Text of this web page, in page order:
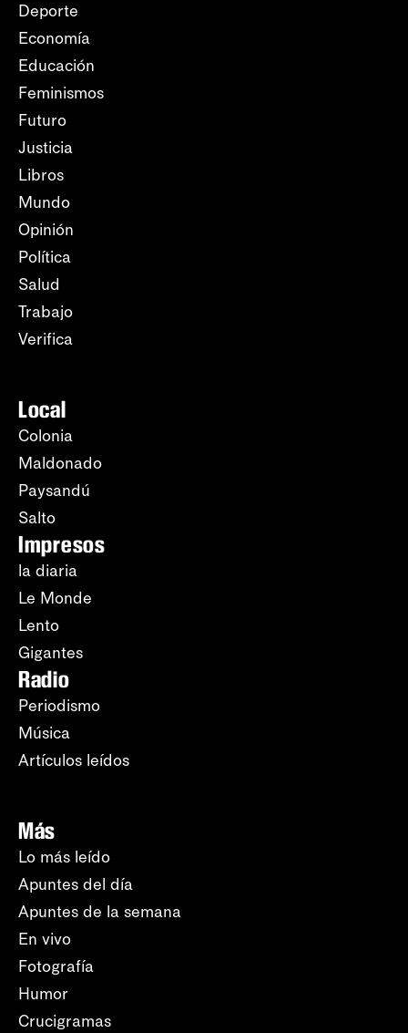
Deporte
Economía
Educación
Feminismos
Futuro
Justicia
Libros
Mundo
Opinión
Política
Salud
Trabajo
Verifica
Local
Colonia
Maldonado
Paysandú
Salto
Impresos
la diaria
Le Monde
Lento
Gigantes
Radio
Periodismo
Música
Artículos leídos
Más
Lo más leído
Apuntes del día
Apuntes de la semana
En vivo
Fotografía
Humor
Crucigramas